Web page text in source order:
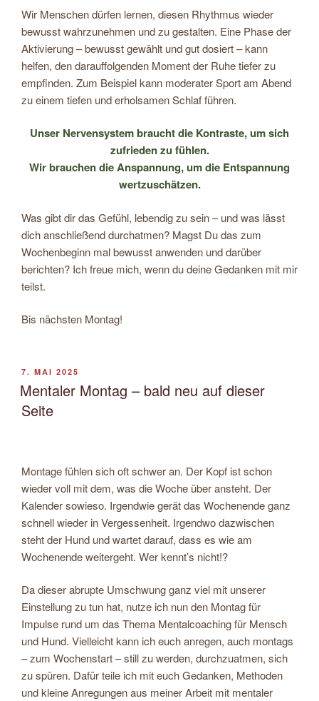
Wir Menschen dürfen lernen, diesen Rhythmus wieder
bewusst wahrzunehmen und zu gestalten. Eine Phase der
Aktivierung – bewusst gewählt und gut dosiert – kann
helfen, den darauffolgenden Moment der Ruhe tiefer zu
empfinden. Zum Beispiel kann moderater Sport am Abend
zu einem tiefen und erholsamen Schlaf führen.
Unser Nervensystem braucht die Kontraste, um sich
zufrieden zu fühlen.
Wir brauchen die Anspannung, um die Entspannung
wertzuschätzen.
Was gibt dir das Gefühl, lebendig zu sein – und was lässt
dich anschließend durchatmen? Magst Du das zum
Wochenbeginn mal bewusst anwenden und darüber
berichten? Ich freue mich, wenn du deine Gedanken mit mir
teilst.
Bis nächsten Montag!
VERÖFFENTLICHT
AM
7. MAI 2025
Mentaler Montag – bald neu auf dieser
Seite
Montage fühlen sich oft schwer an. Der Kopf ist schon
wieder voll mit dem, was die Woche über ansteht. Der
Kalender sowieso. Irgendwie gerät das Wochenende ganz
schnell wieder in Vergessenheit. Irgendwo dazwischen
steht der Hund und wartet darauf, dass es wie am
Wochenende weitergeht. Wer kennt’s nicht!?
Da dieser abrupte Umschwung ganz viel mit unserer
Einstellung zu tun hat, nutze ich nun den Montag für
Impulse rund um das Thema Mentalcoaching für Mensch
und Hund. Vielleicht kann ich euch anregen, auch montags
– zum Wochenstart – still zu werden, durchzuatmen, sich
zu spüren. Dafür teile ich mit euch Gedanken, Methoden
und kleine Anregungen aus meiner Arbeit mit mentaler